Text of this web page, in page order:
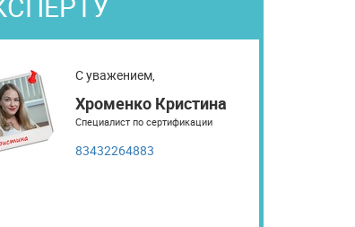
С уважением,
Хроменко Кристина
Специалист по сертификации
83432264883